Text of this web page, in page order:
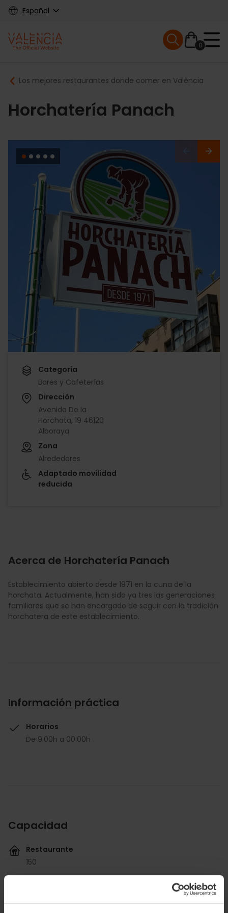
Skip
content
Español
Main
navigation
0
Mobile menu
Breadcrumb
Los mejores restaurantes donde comer en València
Horchatería Panach
Categoría
Bares y Cafeterías
Dirección
Avenida De la
Horchata, 19 46120
Alboraya
Zona
Alrededores
Adaptado movilidad
reducida
Acerca de Horchatería Panach
Establecimiento abierto desde 1971 en la cuna de la
horchata. Actualmente, han sido ya tres las generaciones
familiares que se han encargado de seguir con la tradición
horchatera de este establecimiento.
Información práctica
Horarios
De 9:00h a 00:00h
Capacidad
Restaurante
150